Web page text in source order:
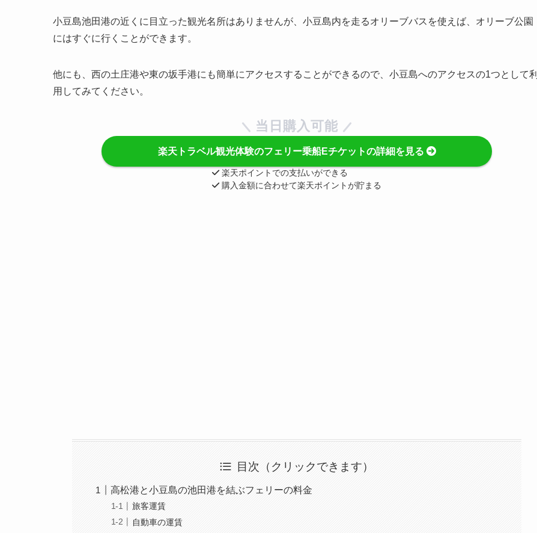
小豆島池田港の近くに目立った観光名所はありませんが、小豆島内を走るオリーブバスを使えば、オリーブ公園
にはすぐに行くことができます。
他にも、西の土庄港や東の坂手港にも簡単にアクセスすることができるので、小豆島へのアクセスの1つとして利
用してみてください。
当日購入可能
楽天トラベル観光体験のフェリー乗船Eチケットの詳細を見る
楽天ポイントでの支払いができる
購入金額に合わせて楽天ポイントが貯まる
目次
高松港と小豆島の池田港を結ぶフェリーの料金
旅客運賃
自動車の運賃